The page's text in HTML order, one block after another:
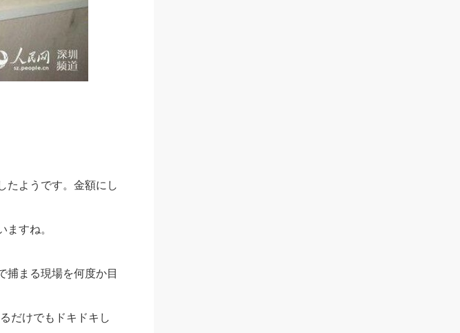
たようです。金額にし
すね。
捕まる現場を何度か目
だけでもドキドキし